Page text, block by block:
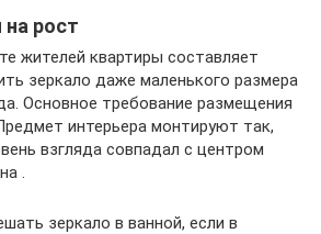
рост
жителей квартиры составляет
зеркало даже маленького размера
Основное требование размещения
интерьера монтируют так,
взгляда совпадал с центром
.
зеркало в ванной, если в